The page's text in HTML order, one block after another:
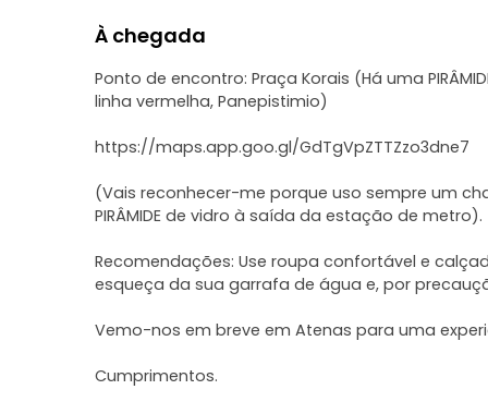
À chegada
Ponto de encontro: Praça Korais (Há uma
linha vermelha, Panepistimio)
https://maps.app.goo.gl/GdTgVpZTTZzo3dne7
(Vais reconhecer-me porque uso sempre um
PIRÂMIDE de vidro à saída da estação de metro).
Recomendações: Use roupa confortável e
esqueça da sua garrafa de água e, por
Vemo-nos em breve em Atenas para uma
Cumprimentos.